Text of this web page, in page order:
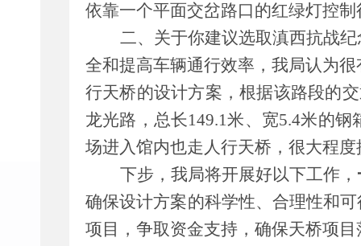
依靠一个平面交岔路口的红绿灯控
二、 关于你建议选取滇西抗战
全和提高车辆通行效率，我局认为
行天桥的设计方案 ，根据该路段的
龙光路 ， 总长149.1米、 宽5.4米的钢
场进入馆内也走人行天桥， 很大程度
下步 ， 我局将开展好以下工作 ，
确保设计方案的科学性、合理性和
项目，争取资金支持，确保天桥项